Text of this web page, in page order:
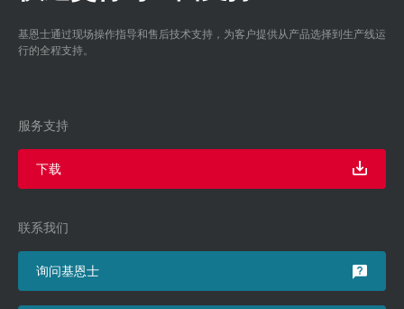
基恩士通过现场操作指导和售后技术支持，为客户提供从产品选择到生产线运
行的全程支持。
服务支持
下载
联系我们
询问基恩士